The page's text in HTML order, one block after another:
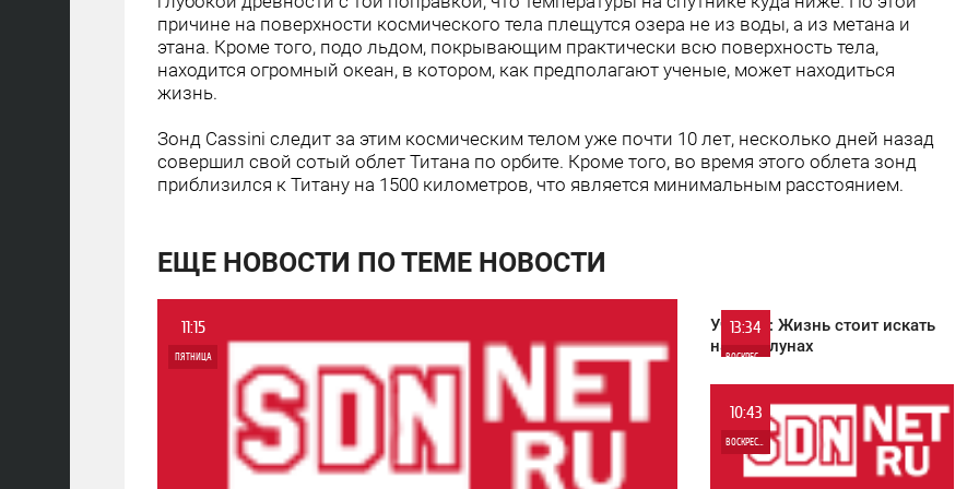
причине на поверхности космического тела плещутся озера не из воды, а из метана и
этана. Кроме того, подо льдом, покрывающим практически всю поверхность тела,
находится огромный океан, в котором, как предполагают ученые, может находиться
жизнь.
Зонд Cassini следит за этим космическим телом уже почти 10 лет, несколько дней назад
совершил свой сотый облет Титана по орбите. Кроме того, во время этого облета зонд
приблизился к Титану на 1500 километров, что является минимальным расстоянием.
ЕЩЕ НОВОСТИ ПО ТЕМЕ НОВОСТИ
11:15
ПЯТНИЦА
13:34
ВОСКРЕСЕНЬЕ
Ученые: Жизнь стоит искать
на экзолунах
10:43
ВОСКРЕСЕНЬЕ